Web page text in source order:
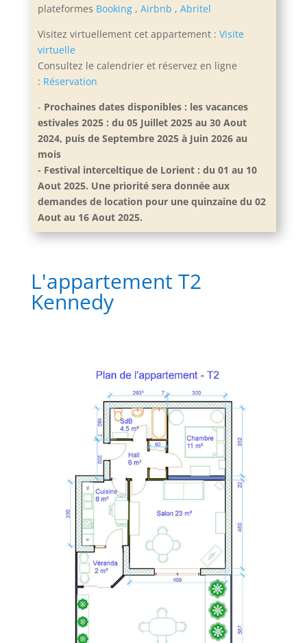
plateformes Booking, Airbnb , Abritel
Visitez virtuellement cet appartement : Visite
virtuelle
Consultez le calendrier et réservez en ligne
: Réservation
- Prochaines dates disponibles : les vacances
estivales 2025 : du 05 Juillet 2025 au 30 Aout
2024, puis de Septembre 2025 à Juin 2026 au
mois
- Festival interceltique de Lorient : du 01 au 10
Aout 2025. Une priorité sera donnée aux
demandes de location pour une quinzaine du 02
Aout au 16 Aout 2025.
L'appartement T2
Kennedy